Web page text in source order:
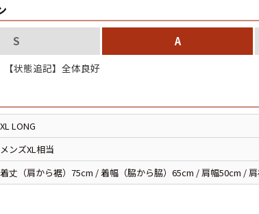
S A
【状態追記】全体良好
XL LONG
メンズXL相当
着丈（肩から裾）75cm / 着幅（脇から脇）65cm / 肩幅50cm /